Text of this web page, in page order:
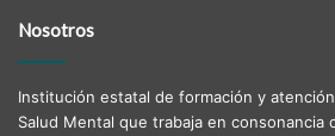
Nosotros
Institución estatal de formación y
Salud Mental que trabaja en consonancia